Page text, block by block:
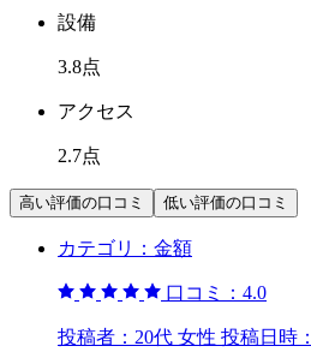
設備
3.8点
アクセス
2.7点
高い評価の口コミ 低い評価の口コミ
カテゴリ： 金額
口コミ： 4.0
投稿者： 20代 女性 投稿日時：